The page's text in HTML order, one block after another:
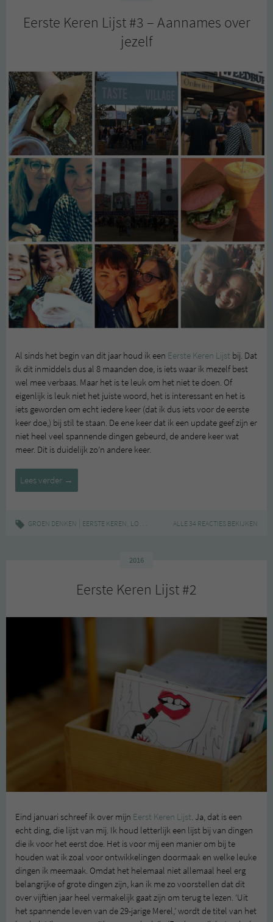
Eerste Keren Lijst #3 – Aannames over
jezelf
Al sinds het begin van dit jaar houd ik een Eerste Keren Lijst bij. Dat
ik dit inmiddels dus al 8 maanden doe, is iets waar ik mezelf best
wel mee verbaas. Maar het is te leuk om het niet te doen. Of
eigenlijk is leuk niet het juiste woord, het is interessant en het is
iets geworden om echt iedere keer (dat ik dus iets voor de eerste
keer doe,) bij stil te staan. De ene keer dat ik een update geef zijn er
niet heel veel spannende dingen gebeurd, de andere keer wat
meer. Dit is duidelijk zo’n andere keer.
Lees verder Eerste
Keren
#3
→
GROEN DENKEN EERSTE KEREN, LOWLANDS VERHUIZEN
ALLE 34 REACTIES BEKIJKEN
2016
Eerste Keren Lijst #2
Eind januari schreef ik over mijn Eerst Keren Lijst. Ja, dat is een
echt ding, die lijst van mij. Ik houd letterlijk een lijst bij van dingen
die ik voor het eerst doe. Het is voor mij een manier om bij te
houden wat ik zoal voor ontwikkelingen doormaak en welke leuke
dingen ik meemaak. Omdat het helemaal niet allemaal heel erg
belangrijke of grote dingen zijn, kan ik me zo voorstellen dat dit
over vijftien jaar heel vermakelijk gaat zijn om terug te lezen. ‘Uit
het spannende leven van de 29-jarige Merel,’ wordt de titel van het